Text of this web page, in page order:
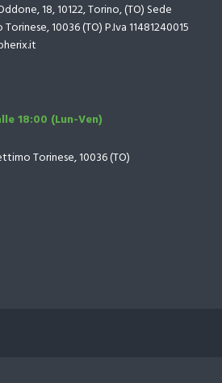
18, 10122, Torino, (TO) Sede
10036 (TO) P.Iva 11481240015
18:00 (Lun-Ven)
Torinese, 10036 (TO)